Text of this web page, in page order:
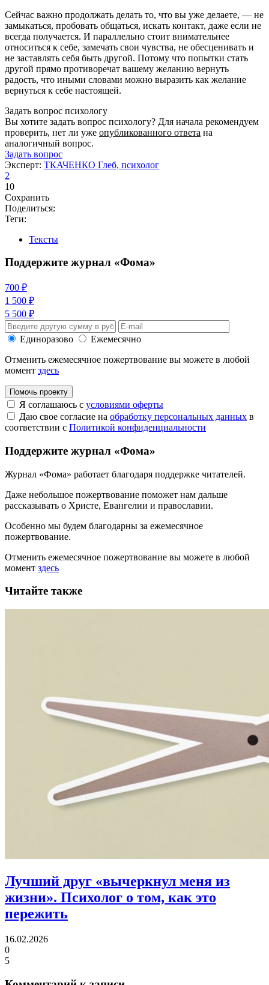
Сейчас важно продолжать делать то, что вы уже делаете, — не
замыкаться, пробовать общаться, искать контакт, даже если не
всегда получается. И параллельно стоит внимательнее
относиться к себе, замечать свои чувства, не обесценивать и
не заставлять себя быть другой. Потому что попытки стать
другой прямо противоречат вашему желанию вернуть
радость, что иными словами можно выразить как желание
вернуться к себе настоящей.
Задать вопрос психологу
Вы хотите задать вопрос психологу? Для начала рекомендуем
проверить, нет ли уже опубликованного ответа на
аналогичный вопрос.
Задать вопрос
Эксперт: ТКАЧЕНКО Глеб, психолог
2
10
Сохранить
Поделиться:
Теги:
Тексты
Поддержите журнал «Фома»
700 ₽
1 500 ₽
5 500 ₽
Единоразово
Ежемесячно
Отменить ежемесячное пожертвование вы можете в любой
момент здесь
Помочь проекту
Я соглашаюсь с условиями оферты
Даю свое согласие на обработку персональных данных в
соответствии с Политикой конфиденциальности
Поддержите журнал «Фома»
Журнал «Фома» работает благодаря поддержке читателей.
Даже небольшое пожертвование поможет нам дальше
рассказывать о Христе, Евангелии и православии.
Особенно мы будем благодарны за ежемесячное
пожертвование.
Отменить ежемесячное пожертвование вы можете в любой
момент здесь
Читайте также
Лучший друг «вычеркнул меня из
жизни». Психолог о том, как это
пережить
16.02.2026
0
5